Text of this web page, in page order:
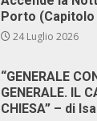
Porto (Capitolo
24 Luglio 2026
“GENERALE
GENERALE. IL
CHIESA” – di